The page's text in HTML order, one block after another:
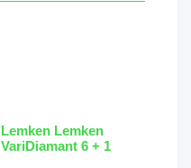
Lemken Lemken
VariDiamant 6 + 1